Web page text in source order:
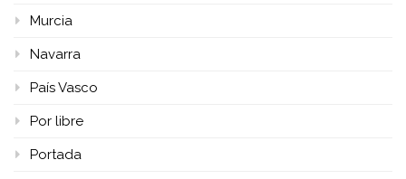
Murcia
Navarra
País Vasco
Por libre
Portada